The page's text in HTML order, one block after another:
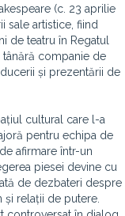
(c. 23 aprilie
sale artistice, fiind
de teatru în Regatul
tânără companie de
și prezentării de
cultural care l-a
pentru echipa de
afirmare într-un
piesei devine cu
de dezbateri despre
relații de putere.